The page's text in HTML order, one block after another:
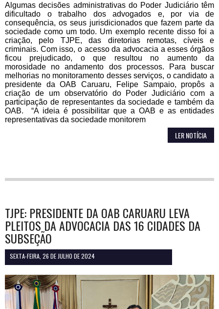
Algumas decisões administrativas do Poder Judiciário têm
dificultado o trabalho dos advogados e, por via de
consequência, os seus jurisdicionados que fazem parte da
sociedade como um todo. Um exemplo recente disso foi a
criação, pelo TJPE, das diretorias remotas, cíveis e
criminais. Com isso, o acesso da advocacia a esses órgãos
ficou prejudicado, o que resultou no aumento da
morosidade no andamento dos processos. Para buscar
melhorias no monitoramento desses serviços, o candidato a
presidente da OAB Caruaru, Felipe Sampaio, propôs a
criação de um observatório do Poder Judiciário com a
participação de representantes da sociedade e também da
OAB. “A ideia é possibilitar que a OAB e as entidades
representativas da sociedade monitorem
LER NOTÍCIA
TJPE: PRESIDENTE DA OAB CARUARU LEVA
PLEITOS DA ADVOCACIA DAS 16 CIDADES DA
SUBSEÇÃO
SEXTA-FEIRA, 26 DE JULHO DE 2024